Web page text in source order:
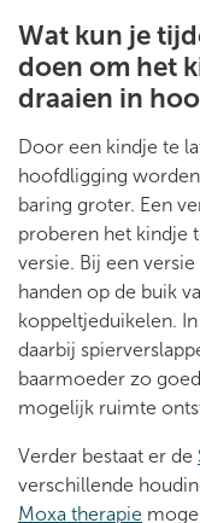
Wat kun je
doen om het
draaien in
Door een kindje te
hoofdligging
baring groter. Een
proberen het kindje
versie. Bij een
handen op de buik
koppeltjeduikelen.
daarbij
baarmoeder zo
mogelijk ruimte
Verder bestaat er de
verschillende
Moxa therapie